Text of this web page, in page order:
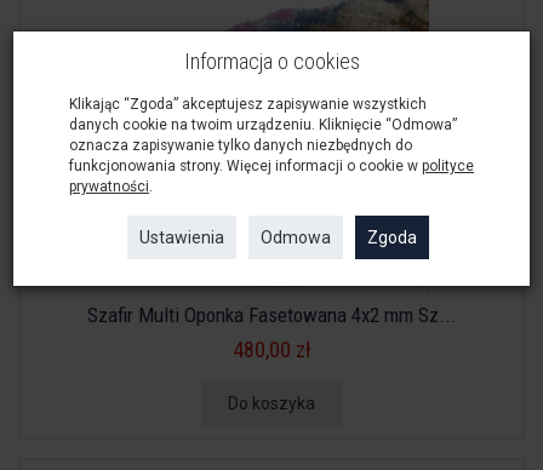
Szafir Multi Oponka Fasetowana 4x2 mm Sz...
480,00 zł
Do koszyka
Informacja o cookies
Klikając “Zgoda” akceptujesz zapisywanie wszystkich
danych cookie na twoim urządzeniu. Kliknięcie “Odmowa”
oznacza zapisywanie tylko danych niezbędnych do
funkcjonowania strony. Więcej informacji o cookie w polityce
prywatności.
Ustawienia Odmowa Zgoda